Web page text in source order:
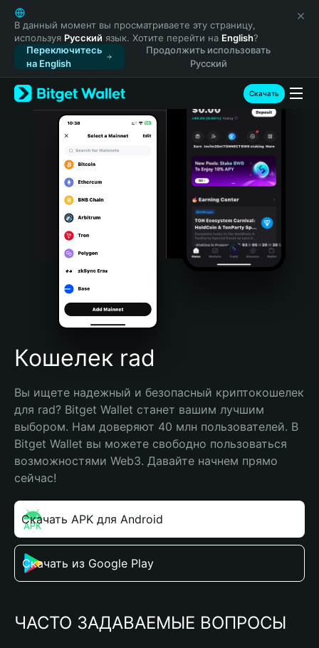
English
日本語
Tiếng Việt
Русский
Español (Latinoamérica)
Türkçe
Italiano
Português (Portugal)
Bahasa Indonesia
Português (Brasil)
Español (Argentina)
В данный момент вы просматриваете эту страницу,
используя Русский язык. Хотите перейти на English?
Переключитесь
на English
Продолжить использовать
Русский
Скачать
Кошелек rad
Вы ищете надежный и безопасный криптокошелек
для rad? Bitget Wallet станет вашим лучшим
выбором. Нам доверяют 40 млн пользователей. В
Bitget Wallet вы можете свободно пользоваться
возможностями Web3. Давайте начнем прямо
сейчас!
Скачать APK для Android
Скачать из Google Play
ЧАСТО ЗАДАВАЕМЫЕ ВОПРОСЫ